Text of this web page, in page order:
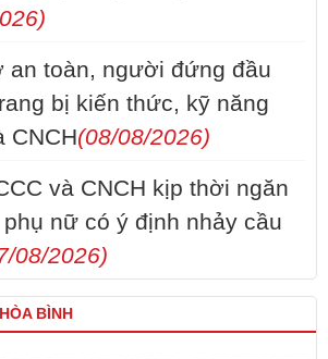
an toàn, người đứng đầu
bị kiến thức, kỹ năng
CNCH(08/08/2026)
và CNCH kịp thời ngăn
nữ có ý định nhảy cầu
08/2026)
BÌNH